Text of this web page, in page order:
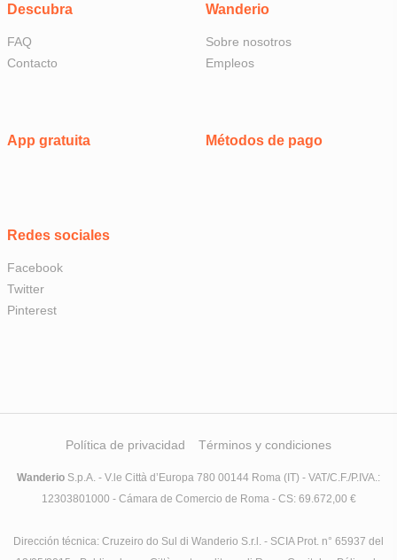
Descubra
FAQ
Contacto
Wanderio
Sobre nosotros
Empleos
App gratuita
Redes sociales
Facebook
Twitter
Pinterest
Métodos de pago
Política de privacidad Términos y condiciones
Wanderio S.p.A. - V.le Città d’Europa 780 00144 Roma (IT) - VAT/C.F./P.IVA.:
12303801000 - Cámara de Comercio de Roma - CS: 69.672,00 €
Dirección técnica: Cruzeiro do Sul di Wanderio S.r.l. - SCIA Prot. n° 65937 del